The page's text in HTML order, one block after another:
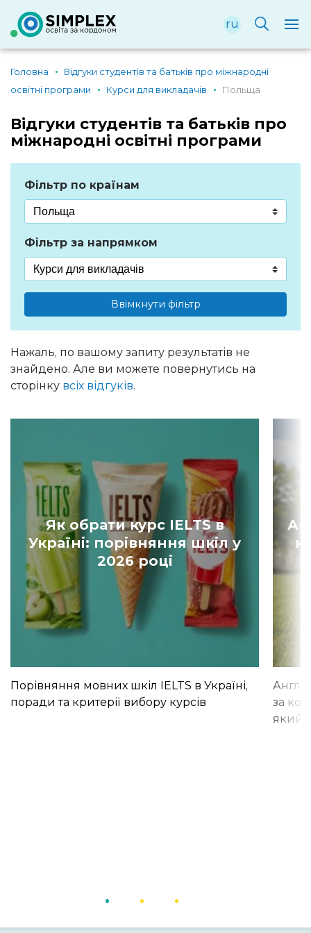
ru
Головна
Відгуки студентів та батьків про міжнародні
освітні програми
Курси для викладачів Польща
Відгуки студентів та батьків про
міжнародні освітні програми
Фільтр по країнам
Фільтр за напрямком
Ввімкнути фільтр
Нажаль, по вашому запиту результатів не
знайдено. Але ви можете повернутись на
сторінку всіх відгуків.
Як обрати курс IELTS в
Україні: порівняння шкіл у
2026 році
Порівняння мовних шкіл IELTS в Україні,
поради та критерії вибору курсів
за
який